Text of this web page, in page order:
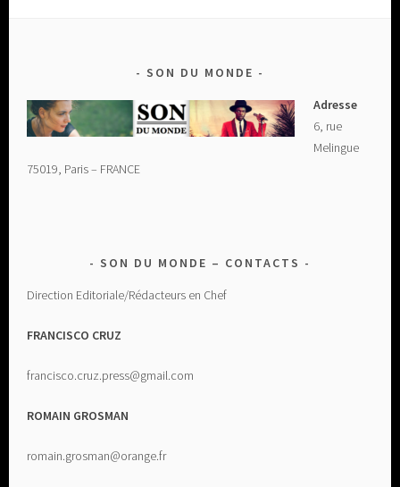
SON DU MONDE
Adresse
6, rue
Melingue
75019, Paris – FRANCE
SON DU MONDE – CONTACTS
Direction Editoriale/Rédacteurs en Chef
FRANCISCO CRUZ
francisco.cruz.press@gmail.com
ROMAIN GROSMAN
romain.grosman@orange.fr